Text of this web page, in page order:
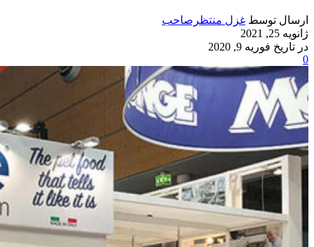
ارسال توسط غزل منتظرصاحب
ژانویه 25, 2021
در تاریخ فوریه 9, 2020
0